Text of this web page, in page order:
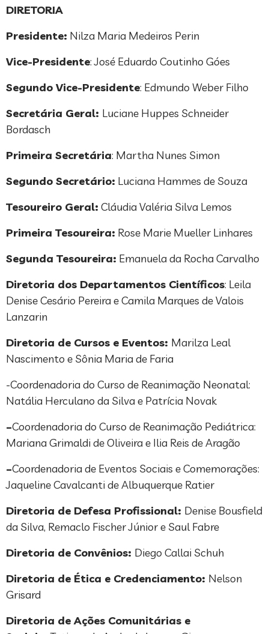
DIRETORIA
Presidente: Nilza Maria Medeiros Perin
Vice-Presidente: José Eduardo Coutinho Góes
Segundo Vice-Presidente: Edmundo Weber Filho
Secretária Geral: Luciane Huppes Schneider
Bordasch
Primeira Secretária: Martha Nunes Simon
Segundo Secretário: Luciana Hammes de Souza
Tesoureiro Geral: Cláudia Valéria Silva Lemos
Primeira Tesoureira: Rose Marie Mueller Linhares
Segunda Tesoureira: Emanuela da Rocha Carvalho
Diretoria dos Departamentos Científicos: Leila
Denise Cesário Pereira e Camila Marques de Valois
Lanzarin
Diretoria de Cursos e Eventos: Marilza Leal
Nascimento e Sônia Maria de Faria
-Coordenadoria do Curso de Reanimação Neonatal:
Natália Herculano da Silva e Patrícia Novak
–Coordenadoria do Curso de Reanimação Pediátrica:
Mariana Grimaldi de Oliveira e Ilia Reis de Aragão
–Coordenadoria de Eventos Sociais e Comemorações:
Jaqueline Cavalcanti de Albuquerque Ratier
Diretoria de Defesa Profissional: Denise Bousfield
da Silva, Remaclo Fischer Júnior e Saul Fabre
Diretoria de Convênios: Diego Callai Schuh
Diretoria de Ética e Credenciamento: Nelson
Grisard
Diretoria de Ações Comunitárias e